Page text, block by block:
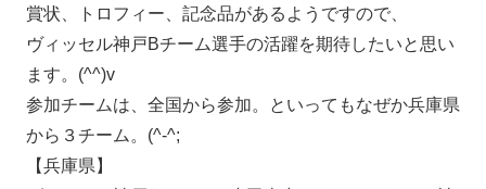
賞状、トロフィー、記念品があるようですので、
ヴィッセル神戸Bチーム選手の活躍を期待したいと思い
ます。(^^)v
参加チームは、全国から参加。といってもなぜか兵庫県
から３チーム。(^-^;
【兵庫県】